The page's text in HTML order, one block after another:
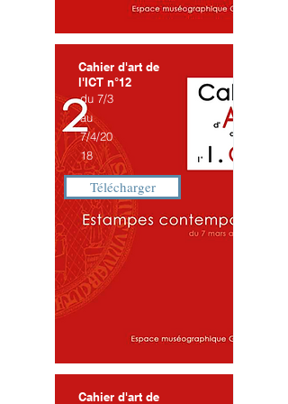
Cahier d'art de
l'ICT n°12
du 7/3
au
7/4/20
18
Télécharger
Cahier d'art de